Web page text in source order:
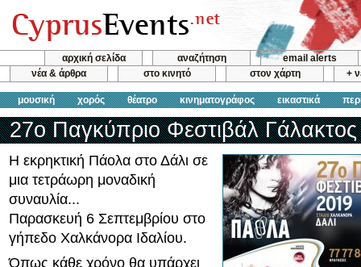
αρχική σελίδα αναζήτηση
email alerts
νέα & άρθρα
στο κινητό στον χάρτη +
μουσική χορός θέατρο κινηματογράφος εικαστικά
27o Παγκύπριο Φεστιβάλ
H εκρηκτική Πάολα στο Δάλι σε
μια τετράωρη μοναδική
συναυλία...
Παρασκευή 6 Σεπτεμβρίου στο
γήπεδο Χαλκάνορα Ιδαλίου.
Όπως κάθε χρόνο θα υπάρχει